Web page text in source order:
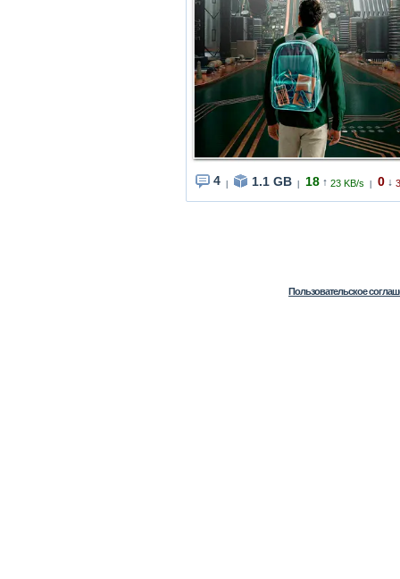
4 1.1 GB 18 ↑ 23 KB/s 0 ↓
Пользовательское